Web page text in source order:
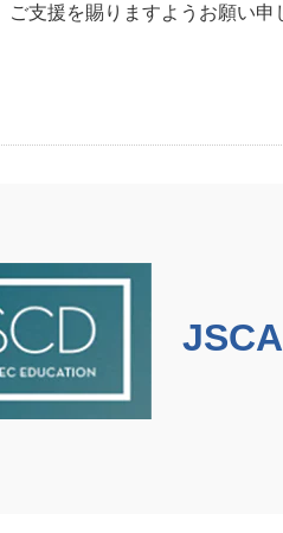
支援を賜りますようお願い申